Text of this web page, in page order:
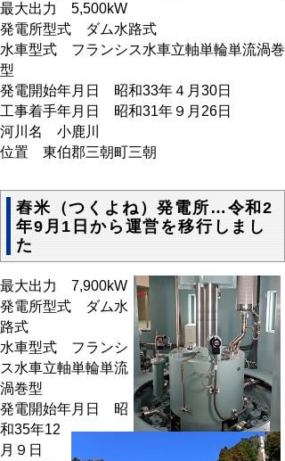
最大出力 5,500kW
発電所型式 ダム水路式
水車型式 フランシス水車立軸単輪単流渦巻
型
発電開始年月日 昭和33年４月30日
工事着手年月日 昭和31年９月26日
河川名 小鹿川
位置 東伯郡三朝町三朝
舂米（つくよね）発電所…令和2
年9月1日から運営を移行しまし
た
最大出力 7,900kW
発電所型式 ダム水
路式
水車型式 フランシ
ス水車立軸単輪単流
渦巻型
発電開始年月日 昭
和35年12
月９日